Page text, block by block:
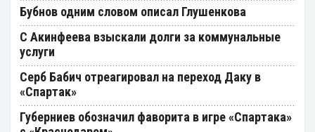
Бубнов одним словом описал Глушенкова
С Акинфеева взыскали долги за коммунальные
услуги
Серб Бабич отреагировал на переход Даку в
«Спартак»
Губерниев обозначил фаворита в игре «Спартака»